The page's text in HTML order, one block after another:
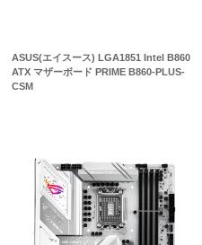
ASUS(エイスース) LGA1851 Intel B860
ATX マザーボード PRIME B860-PLUS-
CSM